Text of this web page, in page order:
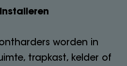
worden in
trapkast, kelder of